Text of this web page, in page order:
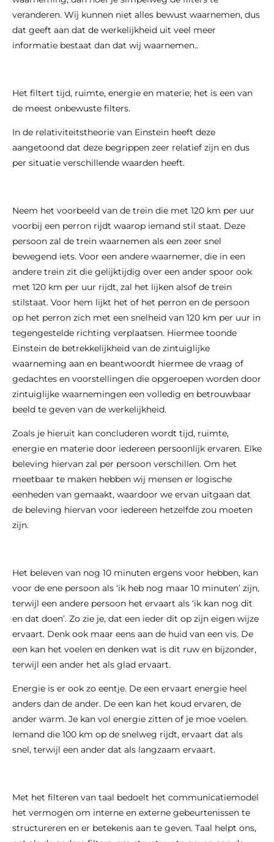
veranderen. Wij kunnen niet alles bewust waarnemen, dus
dat geeft aan dat de werkelijkheid uit veel meer
informatie bestaat dan dat wij waarnemen..
Het filtert tijd, ruimte, energie en materie; het is een van
de meest onbewuste filters.
In de relativiteitstheorie van Einstein heeft deze
aangetoond dat deze begrippen zeer relatief zijn en dus
per situatie verschillende waarden heeft.
Neem het voorbeeld van de trein die met 120 km per uur
voorbij een perron rijdt waarop iemand stil staat. Deze
persoon zal de trein waarnemen als een zeer snel
bewegend iets. Voor een andere waarnemer, die in een
andere trein zit die gelijktijdig over een ander spoor ook
met 120 km per uur rijdt, zal het lijken alsof de trein
stilstaat. Voor hem lijkt het of het perron en de persoon
op het perron zich met een snelheid van 120 km per uur in
tegengestelde richting verplaatsen. Hiermee toonde
Einstein de betrekkelijkheid van de zintuiglijke
waarneming aan en beantwoordt hiermee de vraag of
gedachtes en voorstellingen die opgeroepen worden door
zintuiglijke waarnemingen een volledig en betrouwbaar
beeld te geven van de werkelijkheid.
Zoals je hieruit kan concluderen wordt tijd, ruimte,
energie en materie door iedereen persoonlijk ervaren. Elke
beleving hiervan zal per persoon verschillen. Om het
meetbaar te maken hebben wij mensen er logische
eenheden van gemaakt, waardoor we ervan uitgaan dat
de beleving hiervan voor iedereen hetzelfde zou moeten
zijn.
Het beleven van nog 10 minuten ergens voor hebben, kan
voor de ene persoon als ‘ik heb nog maar 10 minuten’ zijn,
terwijl een andere persoon het ervaart als ‘ik kan nog dit
en dat doen’. Zo zie je, dat een ieder dit op zijn eigen wijze
ervaart. Denk ook maar eens aan de huid van een vis. De
een kan het voelen en denken wat is dit ruw en bijzonder,
terwijl een ander het als glad ervaart.
Energie is er ook zo eentje. De een ervaart energie heel
anders dan de ander. De een kan het koud ervaren, de
ander warm. Je kan vol energie zitten of je moe voelen.
Iemand die 100 km op de snelweg rijdt, ervaart dat als
snel, terwijl een ander dat als langzaam ervaart.
Met het filteren van taal bedoelt het communicatiemodel
het vermogen om interne en externe gebeurtenissen te
structureren en er betekenis aan te geven. Taal helpt ons,